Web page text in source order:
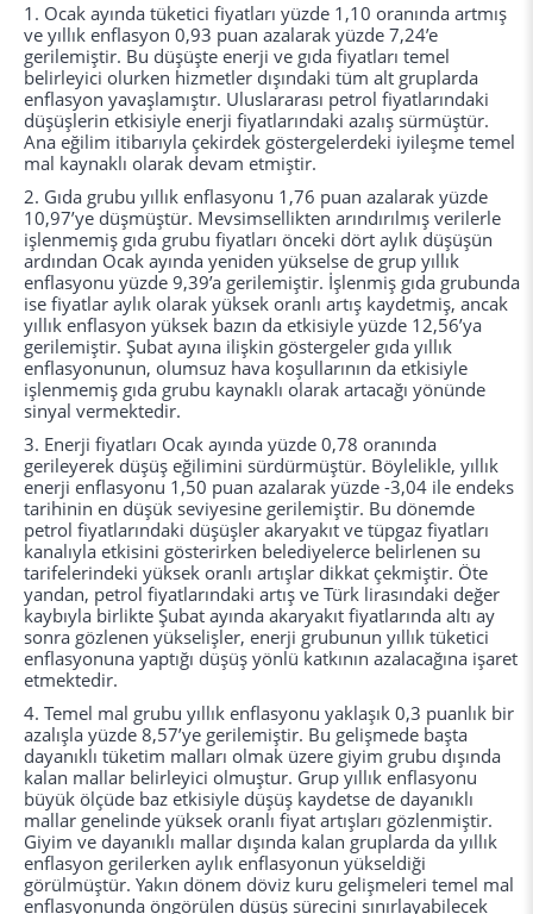
1. Ocak ayında tüketici fiyatları yüzde 1,10 oranında artmış
ve yıllık enflasyon 0,93 puan azalarak yüzde 7,24’e
gerilemiştir. Bu düşüşte enerji ve gıda fiyatları temel
belirleyici olurken hizmetler dışındaki tüm alt gruplarda
enflasyon yavaşlamıştır. Uluslararası petrol fiyatlarındaki
düşüşlerin etkisiyle enerji fiyatlarındaki azalış sürmüştür.
Ana eğilim itibarıyla çekirdek göstergelerdeki iyileşme temel
mal kaynaklı olarak devam etmiştir.
2. Gıda grubu yıllık enflasyonu 1,76 puan azalarak yüzde
10,97’ye düşmüştür. Mevsimsellikten arındırılmış verilerle
işlenmemiş gıda grubu fiyatları önceki dört aylık düşüşün
ardından Ocak ayında yeniden yükselse de grup yıllık
enflasyonu yüzde 9,39’a gerilemiştir. İşlenmiş gıda grubunda
ise fiyatlar aylık olarak yüksek oranlı artış kaydetmiş, ancak
yıllık enflasyon yüksek bazın da etkisiyle yüzde 12,56’ya
gerilemiştir. Şubat ayına ilişkin göstergeler gıda yıllık
enflasyonunun, olumsuz hava koşullarının da etkisiyle
işlenmemiş gıda grubu kaynaklı olarak artacağı yönünde
sinyal vermektedir.
3. Enerji fiyatları Ocak ayında yüzde 0,78 oranında
gerileyerek düşüş eğilimini sürdürmüştür. Böylelikle, yıllık
enerji enflasyonu 1,50 puan azalarak yüzde -3,04 ile endeks
tarihinin en düşük seviyesine gerilemiştir. Bu dönemde
petrol fiyatlarındaki düşüşler akaryakıt ve tüpgaz fiyatları
kanalıyla etkisini gösterirken belediyelerce belirlenen su
tarifelerindeki yüksek oranlı artışlar dikkat çekmiştir. Öte
yandan, petrol fiyatlarındaki artış ve Türk lirasındaki değer
kaybıyla birlikte Şubat ayında akaryakıt fiyatlarında altı ay
sonra gözlenen yükselişler, enerji grubunun yıllık tüketici
enflasyonuna yaptığı düşüş yönlü katkının azalacağına işaret
etmektedir.
4. Temel mal grubu yıllık enflasyonu yaklaşık 0,3 puanlık bir
azalışla yüzde 8,57’ye gerilemiştir. Bu gelişmede başta
dayanıklı tüketim malları olmak üzere giyim grubu dışında
kalan mallar belirleyici olmuştur. Grup yıllık enflasyonu
büyük ölçüde baz etkisiyle düşüş kaydetse de dayanıklı
mallar genelinde yüksek oranlı fiyat artışları gözlenmiştir.
Giyim ve dayanıklı mallar dışında kalan gruplarda da yıllık
enflasyon gerilerken aylık enflasyonun yükseldiği
görülmüştür. Yakın dönem döviz kuru gelişmeleri temel mal
enflasyonunda öngörülen düşüş sürecini sınırlayabilecek